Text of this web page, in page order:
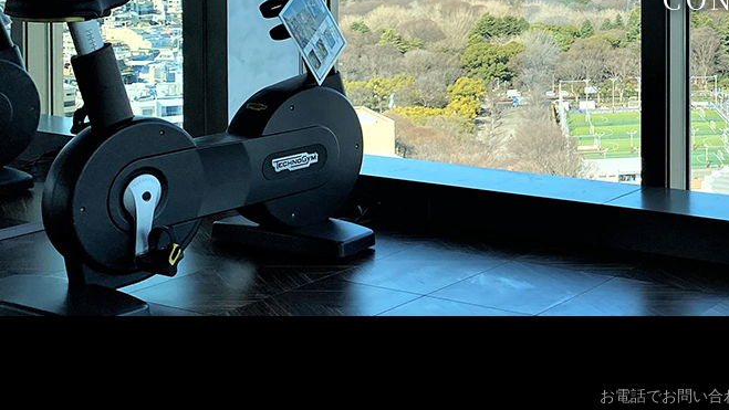
お電話でお問い合